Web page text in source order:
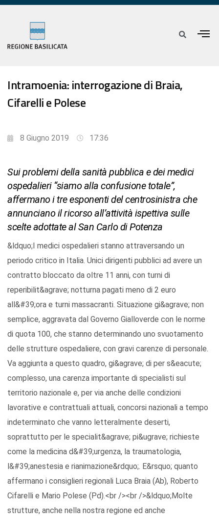
Intramoenia: interrogazione di Braia,
Cifarelli e Polese
8 Giugno 2019 17:36
Sui problemi della sanità pubblica e dei medici
ospedalieri “siamo alla confusione totale”,
affermano i tre esponenti del centrosinistra che
annunciano il ricorso all’attività ispettiva sulle
scelte adottate al San Carlo di Potenza
&ldquo;I medici ospedalieri stanno attraversando un
periodo critico in Italia. Unici dirigenti pubblici ad avere un
contratto bloccato da oltre 11 anni, con turni di
reperibilit&agrave; notturna pagati meno di 2 euro
all&#39;ora e turni massacranti. Situazione gi&agrave; non
semplice, aggravata dal Governo Gialloverde con le norme
di quota 100, che stanno determinando uno svuotamento
delle strutture ospedaliere, con gravi carenze di personale.
Va aggiunta a questo quadro, gi&agrave; di per s&eacute;
complesso, una carenza importante di specialisti sul
territorio nazionale e, per via anche delle condizioni
lavorative e contrattuali attuali, concorsi nazionali a tempo
indeterminato che vanno letteralmente deserti,
soprattutto per le specialit&agrave; pi&ugrave; richieste
come la medicina d&#39;urgenza, la traumatologia,
l&#39;anestesia e rianimazione&rdquo;. E&rsquo; quanto
affermano i consiglieri regionali Luca Braia (Ab), Roberto
Cifarelli e Mario Polese (Pd).<br /><br />&ldquo;Molte
strutture, anche nella nostra regione ed anche